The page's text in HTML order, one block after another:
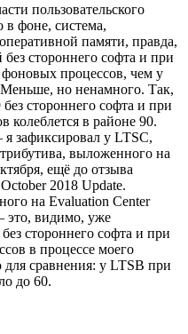
пользовательского
фоне, система,
памяти, правда,
стороннего софта и при
процессов, чем у
но ненамного. Так,
стороннего софта и при
колеблется в районе 90.
зафиксировал у LTSC,
выложенного на
ещё до отзыва
2018 Update.
на Evaluation Center
это, видимо, уже
стороннего софта и при
в процессе моего
сравнения: у LTSB при
до 60.